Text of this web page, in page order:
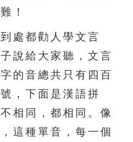
！
都勸人學文言
說給大家聽，文言
的音總共只有四百
，下面是漢語拼
相同，都相同。像
這種單音，每一個